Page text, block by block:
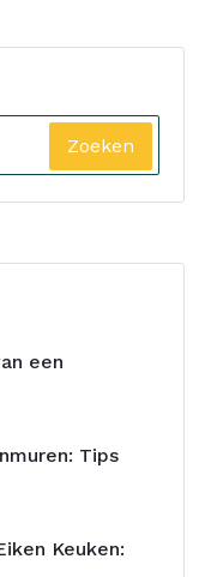
Zoeken
een
Tips
Keuken: